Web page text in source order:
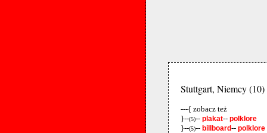
Stuttgart, Niemcy (10)
---{ zobacz też
}--(5)-- plakat-- polklore
}--(5)-- billboard-- polklore